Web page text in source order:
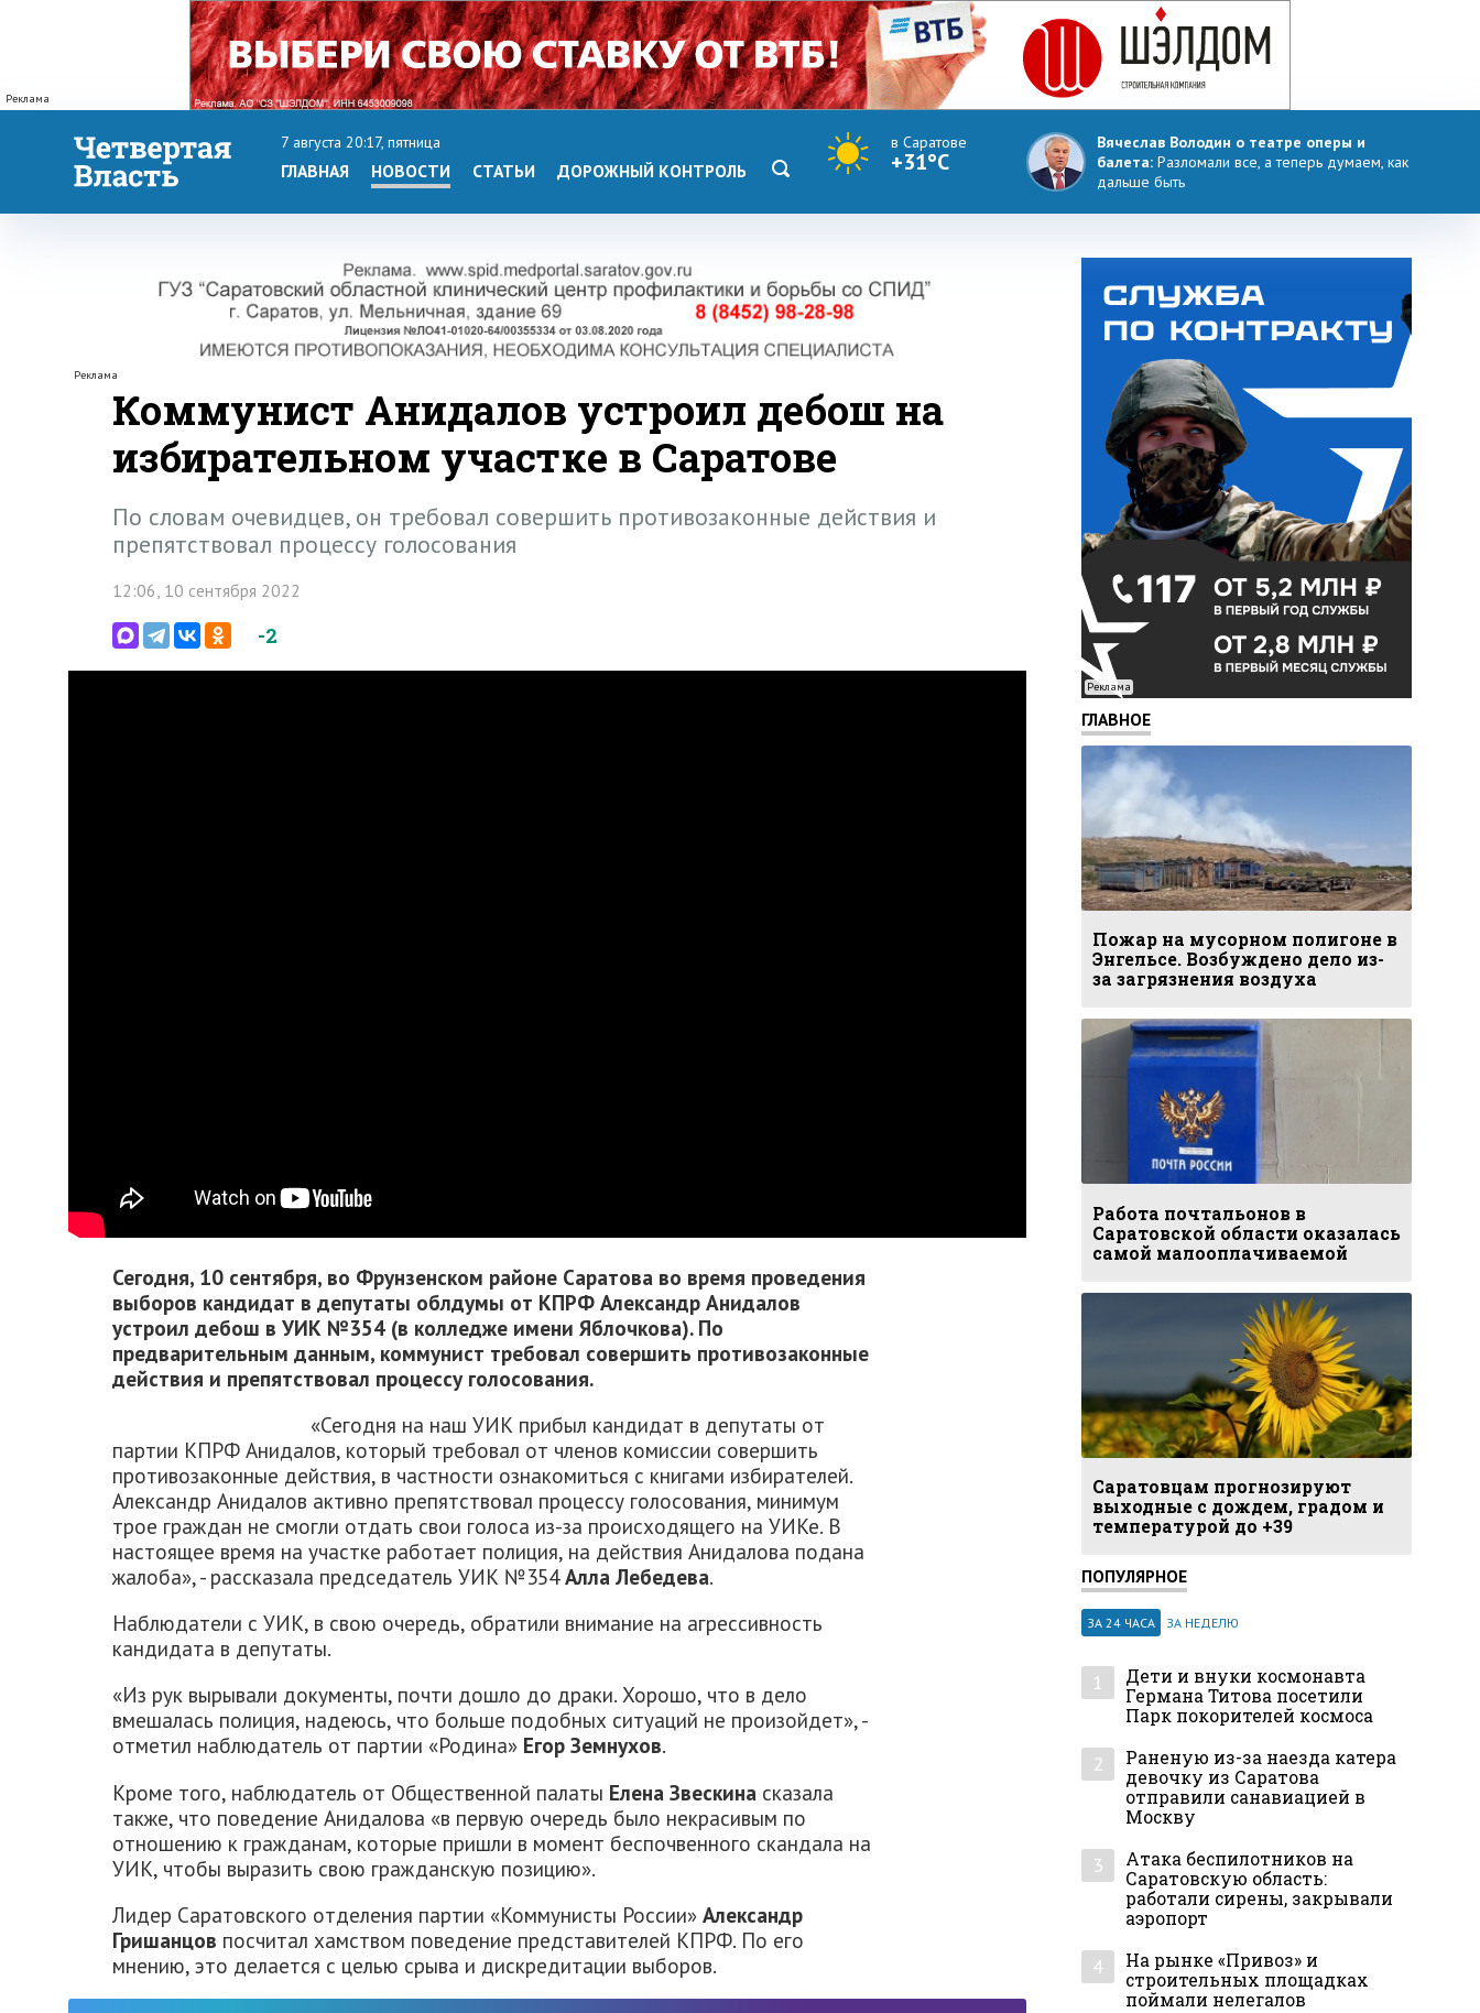
Реклама
7 августа 20:17, пятница
ГЛАВНАЯ НОВОСТИ СТАТЬИ ДОРОЖНЫЙ КОНТРОЛЬ
в Саратове
+31°C
Вячеслав Володин о театре оперы и
балета: Разломали все, а теперь думаем, как
дальше быть
Реклама
Коммунист Анидалов устроил дебош на
избирательном участке в Саратове
По словам очевидцев, он требовал совершить противозаконные действия и
препятствовал процессу голосования
12:06, 10 сентября 2022
-2
Сегодня, 10 сентября, во Фрунзенском районе Саратова во время проведения
выборов кандидат в депутаты облдумы от КПРФ Александр Анидалов
устроил дебош в УИК №354 (в колледже имени Яблочкова). По
предварительным данным, коммунист требовал совершить противозаконные
действия и препятствовал процессу голосования.
«Сегодня на наш УИК прибыл кандидат в депутаты от
партии КПРФ Анидалов, который требовал от членов комиссии совершить
противозаконные действия, в частности ознакомиться с книгами избирателей.
Александр Анидалов активно препятствовал процессу голосования, минимум
трое граждан не смогли отдать свои голоса из-за происходящего на УИКе. В
настоящее время на участке работает полиция, на действия Анидалова подана
жалоба», - рассказала председатель УИК №354Алла Лебедева.
Наблюдатели с УИК, в свою очередь, обратили внимание на агрессивность
кандидата в депутаты.
«Из рук вырывали документы, почти дошло до драки. Хорошо, что в дело
вмешалась полиция, надеюсь, что больше подобных ситуаций не произойдет», -
отметил наблюдатель от партии «Родина» Егор Земнухов.
Кроме того, наблюдатель от Общественной палаты Елена Звескина сказала
также, что поведение Анидалова «в первую очередь было некрасивым по
отношению к гражданам, которые пришли в момент беспочвенного скандала на
УИК, чтобы выразить свою гражданскую позицию».
Лидер Саратовского отделения партии «Коммунисты России» Александр
Гришанцов посчитал хамством поведение представителей КПРФ. По его
мнению, это делается с целью срыва и дискредитации выборов.
Реклама
ГЛАВНОЕ
Пожар на мусорном полигоне в
Энгельсе. Возбуждено дело из-
за загрязнения воздуха
Работа почтальонов в
Саратовской области оказалась
самой малооплачиваемой
Саратовцам прогнозируют
выходные с дождем, градом и
температурой до +39
ПОПУЛЯРНОЕ
ЗА 24 ЧАСА ЗА НЕДЕЛЮ
1
Дети и внуки космонавта
Германа Титова посетили
Парк покорителей космоса
2
Раненую из-за наезда катера
девочку из Саратова
отправили санавиацией в
Москву
3
Атака беспилотников на
Саратовскую область:
работали сирены, закрывали
аэропорт
4
На рынке «Привоз» и
строительных площадках
поймали нелегалов